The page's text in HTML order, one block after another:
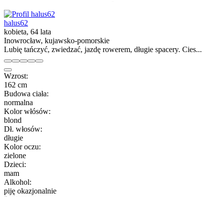
halus62
kobieta, 64 lata
Inowrocław, kujawsko-pomorskie
Lubię tańczyć, zwiedzać, jazdę rowerem, długie spacery. Cies...
Wzrost:
162 cm
Budowa ciała:
normalna
Kolor włósów:
blond
Dł. włosów:
długie
Kolor oczu:
zielone
Dzieci:
mam
Alkohol:
piję okazjonalnie